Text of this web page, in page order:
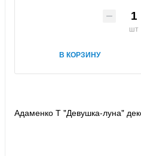
шт
В КОРЗИНУ
Адаменко Т "Девушка-луна"